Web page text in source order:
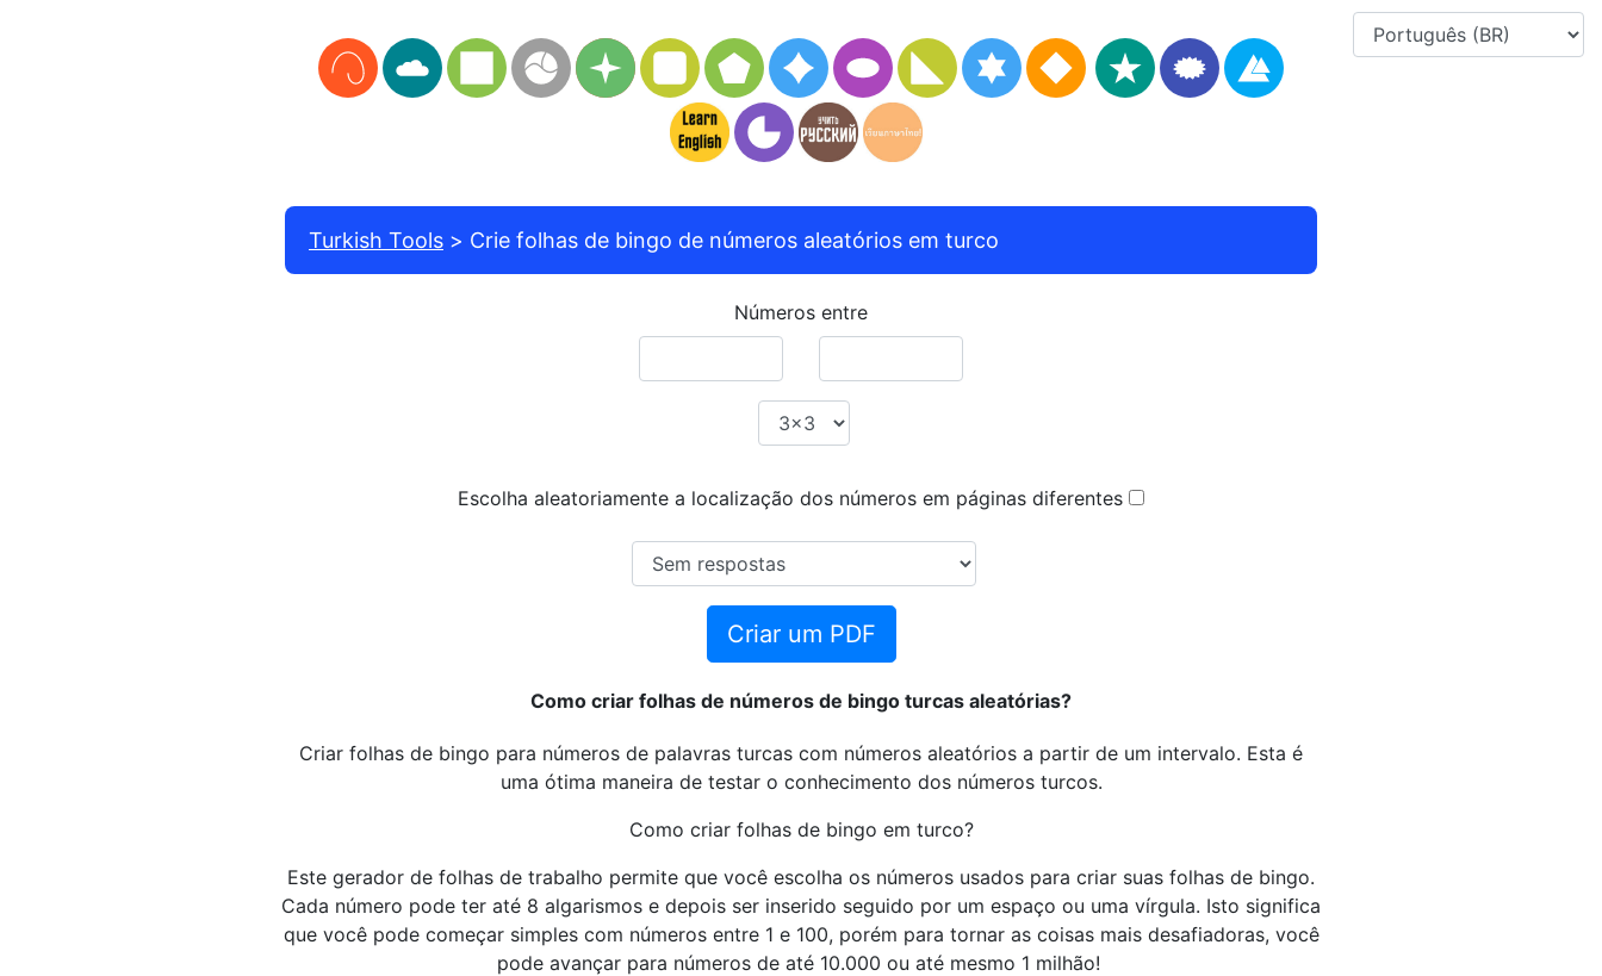
Turkish Tools Crie folhas de bingo de números aleatórios em turco
Números entre
Escolha aleatoriamente a localização dos números em páginas diferentes
Criar um PDF
Como criar folhas de números de bingo turcas aleatórias?
Criar folhas de bingo para números de palavras turcas com números aleatórios a partir de um intervalo. Esta é
uma ótima maneira de testar o conhecimento dos números turcos.
Como criar folhas de bingo em turco?
Este gerador de folhas de trabalho permite que você escolha os números usados para criar suas folhas de bingo.
Cada número pode ter até 8 algarismos e depois ser inserido seguido por um espaço ou uma vírgula. Isto significa
que você pode começar simples com números entre 1 e 100, porém para tornar as coisas mais desafiadoras, você
pode avançar para números de até 10.000 ou até mesmo 1 milhão!